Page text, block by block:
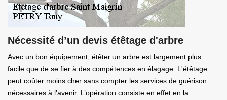
Nécessité d’un devis étêtage d'arbre
Avec un bon équipement, étêter un arbre est largement plus
facile que de se fier à des compétences en élagage. L'étêtage
peut coûter moins cher sans compter les services de guérison
nécessaires à l’avenir. L’opération consiste en effet en la